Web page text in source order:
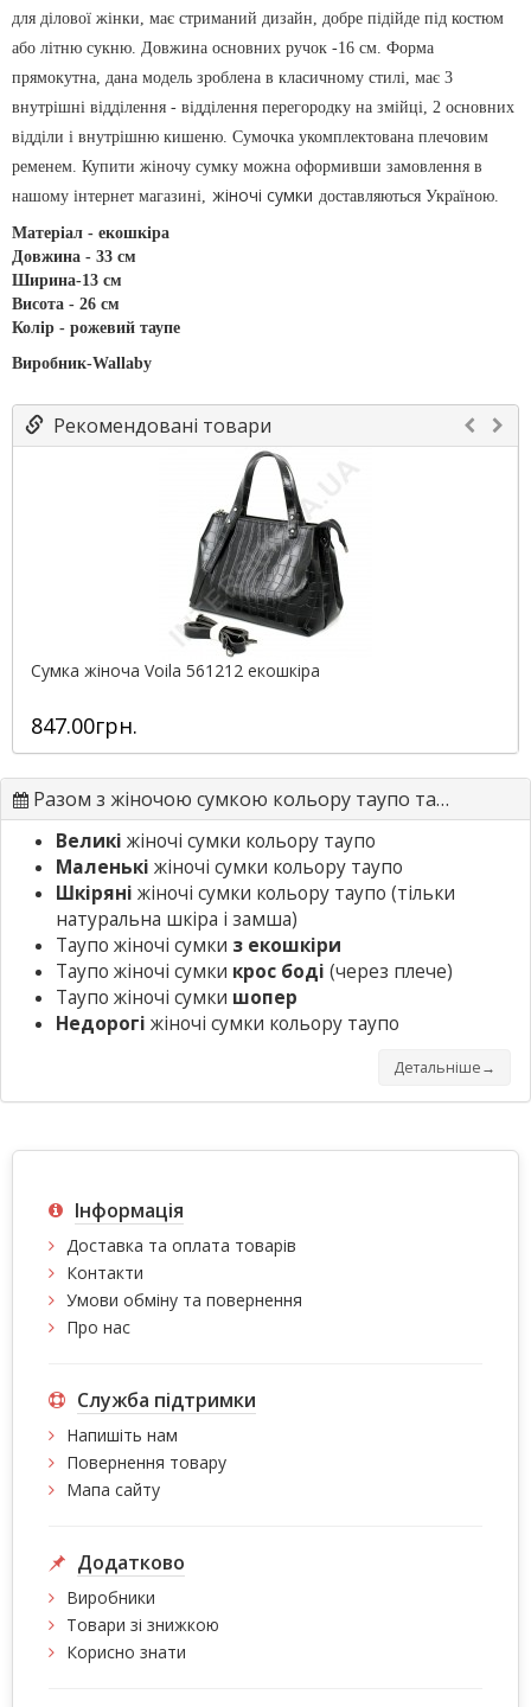
для ділової жінки, має стриманий дизайн, добре підійде під костюм
або літню сукню. Довжина основних ручок -16 см. Форма
прямокутна, дана модель зроблена в класичному стилі, має 3
внутрішні відділення - відділення перегородку на змійці, 2 основних
відділи і внутрішню кишеню. Сумочка укомплектована плечовим
ременем. Купити жіночу сумку можна оформивши замовлення в
нашому інтернет магазині,
жіночі сумки доставляються Україною.
Матеріал - екошкіра
Довжина - 33 см
Ширина-13 см
Висота - 26 см
Колір - рожевий таупе
Виробник-Wallaby
Рекомендовані товари
Сумка жіноча Voila 561212 екошкіра
847.00грн.
Разом з жіночою сумкою кольору таупо також шукають
Великі жіночі сумки кольору таупо
Маленькі жіночі сумки кольору таупо
Шкіряні жіночі сумки кольору таупо (тільки
натуральна шкіра і замша)
Таупо жіночі сумки з екошкіри
Таупо жіночі сумки крос боді (через плече)
Таупо жіночі сумки шопер
Недорогі жіночі сумки кольору таупо
Детальніше→
Інформація
Доставка та оплата товарів
Контакти
Умови обміну та повернення
Про нас
Служба підтримки
Напишіть нам
Повернення товару
Мапа сайту
Додатково
Виробники
Товари зі знижкою
Корисно знати